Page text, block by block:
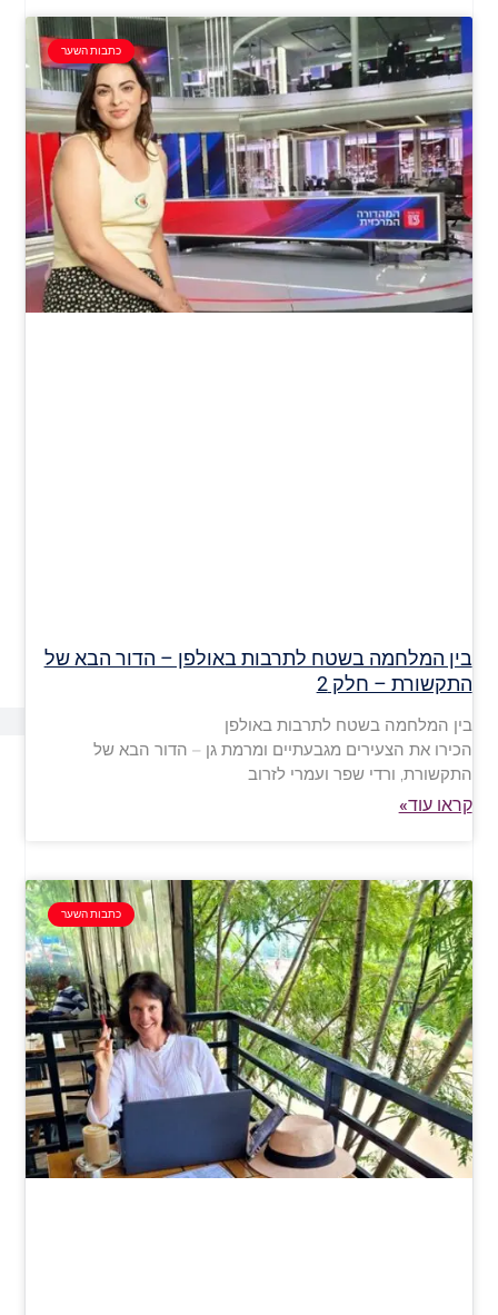
כתבות השער
בין המלחמה בשטח לתרבות באולפן – הדור הבא של
התקשורת – חלק 2
בין המלחמה בשטח לתרבות באולפן
הכירו את הצעירים מגבעתיים ומרמת גן – הדור הבא של
התקשורת, ורדי שפר ועמרי לזרוב
קראו עוד»
כתבות השער